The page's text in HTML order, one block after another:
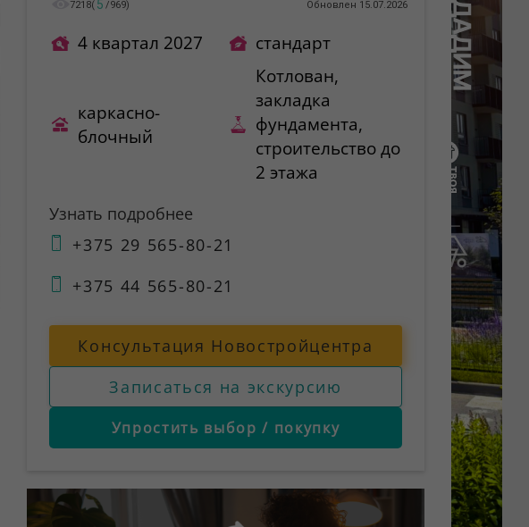
7218( 5 /969) Обновлен 15.07.2026
4 квартал 2027 стандарт
каркасно-
блочный
Котлован,
закладка
фундамента,
строительство до
2 этажа
Узнать подробнее
+375 29 565-80-21
+375 44 565-80-21
Консультация Новостройцентра
Записаться на экскурсию
Упростить выбор / покупку